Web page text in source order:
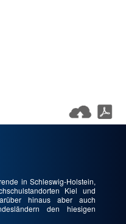
in Schleswig-Holstein,
Kiel und
hinaus aber auch
den hiesigen